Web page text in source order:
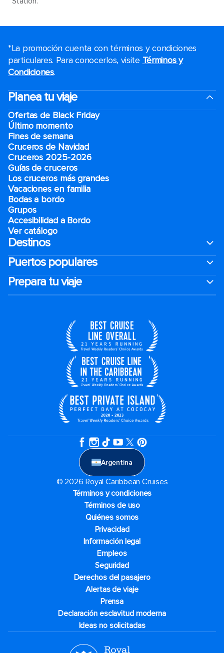
*La promoción cuenta con términos y condiciones
particulares. Para conocerlos, visite Términos y
Condiciones.
Planea tu viaje
Ofertas de Black Friday
Último momento
Fines de semana
Cruceros de Navidad
Cruceros 2025-2026
Guías de cruceros
Los cruceros más grandes
Vacaciones en familia
Bodas a bordo
Grupos
Accesibilidad a Bordo
Ver catálogo
Destinos
Puertos populares
Prepara tu viaje
Argentina
© 2026 Royal Caribbean Cruises
Términos y condiciones
Términos de uso
Quiénes somos
Privacidad
Información legal
Empleos
Seguridad
Derechos del pasajero
Alertas de viaje
Prensa
Declaración esclavitud moderna
Ideas no solicitadas